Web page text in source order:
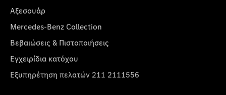
Αξεσουάρ
Mercedes-Benz Collection
Βεβαιώσεις & Πιστοποιήσεις
Εγχειρίδια κατόχου
Εξυπηρέτηση πελατών 211 2111556